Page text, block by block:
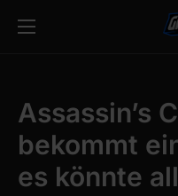
Assassin’s
bekommt
es könnte